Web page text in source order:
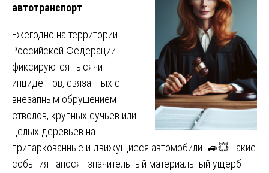
автотранспорт
Ежегодно на территории
Российской Федерации
фиксируются тысячи
инцидентов, связанных с
внезапным обрушением
стволов, крупных сучьев или
целых деревьев на
припаркованные и движущиеся автомобили. 🚙💥 Такие
события наносят значительный материальный ущерб